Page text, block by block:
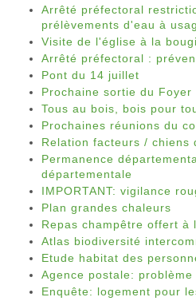
Arrêté préfectoral
prélèvements d'eau à
Visite de l'église à la
Arrêté préfectoral :
Pont du 14 juillet
Prochaine sortie du Foyer
Tous au bois, bois pour
Prochaines réunions du
Relation facteurs / chiens
Permanence
départementale
IMPORTANT: vigilance
Plan grandes chaleurs
Repas champêtre offert à
Atlas biodiversité
Etude habitat des
Agence postale:
Enquête: logement pour